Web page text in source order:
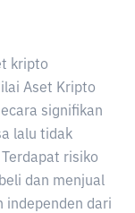
kripto
Aset Kripto
signifikan
lalu tidak
risiko
dan menjual
independen dari